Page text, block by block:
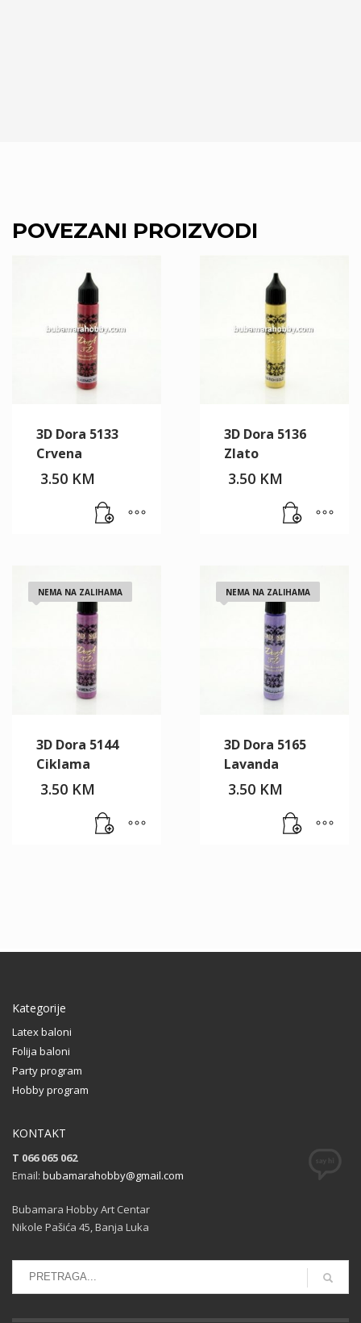
POVEZANI PROIZVODI
3D Dora 5133
Crvena
3.50 KM
3D Dora 5136
Zlato
3.50 KM
NEMA NA ZALIHAMA
3D Dora 5144
Ciklama
3.50 KM
NEMA NA ZALIHAMA
3D Dora 5165
Lavanda
3.50 KM
Kategorije
Latex baloni
Folija baloni
Party program
Hobby program
KONTAKT
T 066 065 062
Email: bubamarahobby@gmail.com
Bubamara Hobby Art Centar
Nikole Pašića 45, Banja Luka